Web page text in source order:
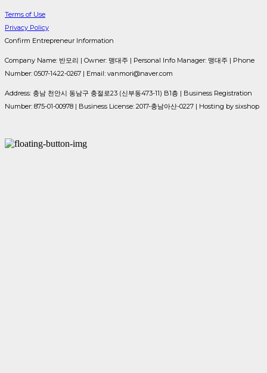
Terms of Use
Privacy Policy
Confirm Entrepreneur Information
Company Name: 반모리 | Owner: 맹대주 | Personal Info Manager: 맹대주 | Phone
Number: 0507-1422-0267 | Email: vanmori@naver.com
Address: 충남 천안시 동남구 충절로23 (신부동473-11) B1층 | Business Registration
Number: 875-01-00978 | Business License: 2017-충남아산-0227 | Hosting by sixshop